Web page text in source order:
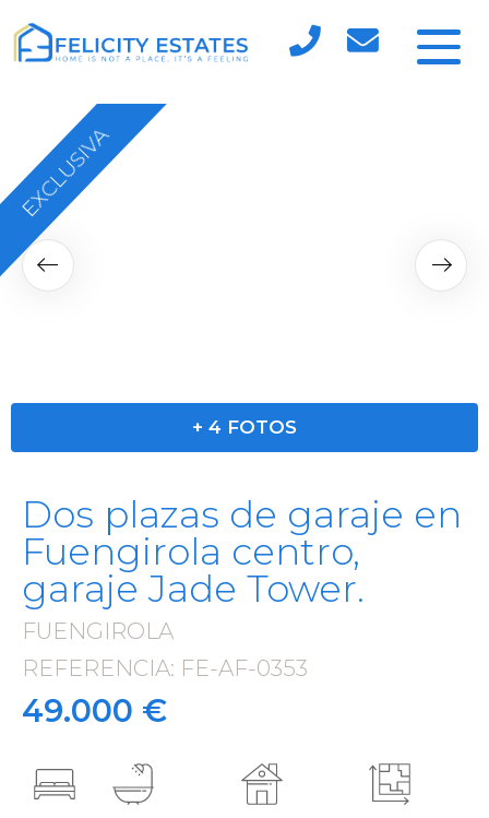
EXCLUSIVA
+ 4 FOTOS
Dos plazas de garaje en
Fuengirola centro,
garaje Jade Tower.
FUENGIROLA
·
REFERENCIA: FE-AF-0353
·
49.000 €